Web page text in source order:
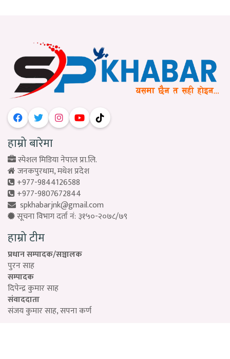
हाम्रो बारेमा
स्पेशल मिडिया नेपाल प्रा.लि.
जनकपुरधाम, मधेश प्रदेश
+977-9844126588
+977-9807672844
spkhabarjnk@gmail.com
सूचना विभाग दर्ता नं: ३१५०-२०७८/७९
हाम्रो टीम
प्रधान सम्पादक/सञ्चालक
पुरन साह
सम्पादक
दिपेन्द्र कुमार साह
संवाददाता
संजय कुमार साह, सपना कर्ण